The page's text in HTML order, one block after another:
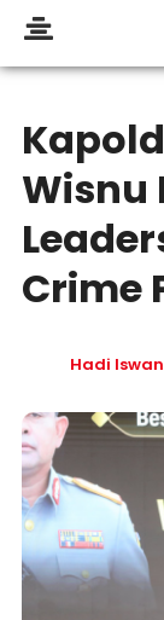
Wisnu
Crime
Hadi